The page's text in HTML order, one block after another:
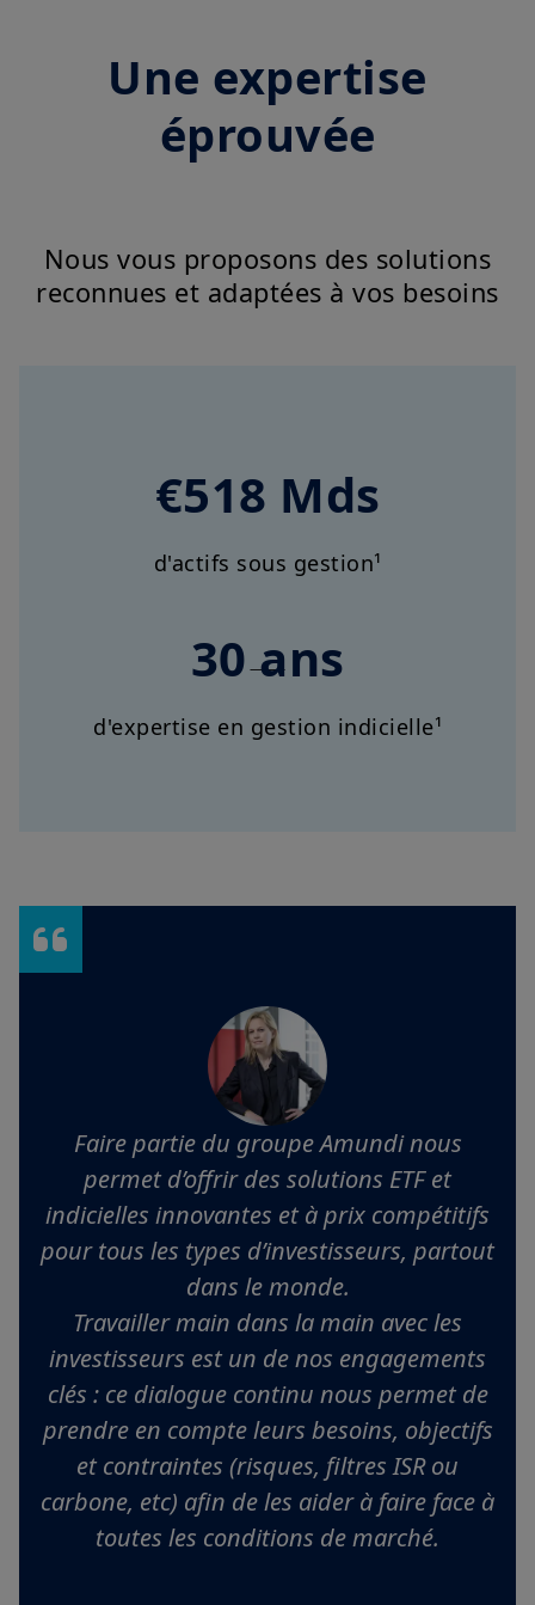
Une expertise
éprouvée
Nous vous proposons des solutions
reconnues et adaptées à vos besoins
€518 Mds
d'actifs sous gestion¹
30 ans
d'expertise en gestion indicielle¹
Faire partie du groupe Amundi nous
permet d’offrir des solutions ETF et
indicielles innovantes et à prix compétitifs
pour tous les types d’investisseurs, partout
dans le monde.
Travailler main dans la main avec les
investisseurs est un de nos engagements
clés : ce dialogue continu nous permet de
prendre en compte leurs besoins, objectifs
et contraintes (risques, filtres ISR ou
carbone, etc) afin de les aider à faire face à
toutes les conditions de marché.